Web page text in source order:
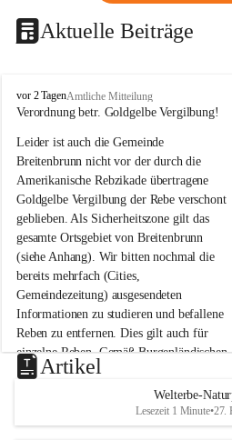
Aktuelle Beiträge
B
r
i
t
e
n
b
r
u
n
n
a
m
N
e
u
s
d
vor 2 TagenAmtliche Mitteilung
Verordnung betr. Goldgelbe Vergilbung!
Leider ist auch die Gemeinde
Breitenbrunn nicht vor der durch die
Amerikanische Rebzikade übertragene
Goldgelbe Vergilbung der Rebe verschont
geblieben. Als Sicherheitszone gilt das
gesamte Ortsgebiet von Breitenbrunn
(siehe Anhang). Wir bitten nochmal die
bereits mehrfach (Cities,
Gemeindezeitung) ausgesendeten
Informationen zu studieren und befallene
Reben zu entfernen. Dies gilt auch für
einzelne Reben. Gemäß Burgenländischen
Weinbaugesetz sind nicht gepflegte oder
unzulässige Weingärten zu roden! Bitte
helfen wir zusammen um unsere Winzer
vor den prognostizierten Ernteausfällen
Artikel
Welterbe-
Lesezeit 1 Minute•27.